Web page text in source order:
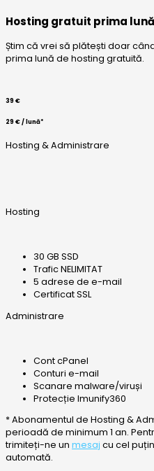
Hosting gratuit prima lună
Știm că vrei să plătești doar
prima lună de hosting gratuită.
39 €
29 € / lună*
Hosting & Administrare
Hosting
30 GB SSD
Trafic NELIMITAT
5 adrese de e-mail
Certificat SSL
Administrare
Cont cPanel
Conturi e-mail
Scanare malware/viruși
Protecție Imunify360
* Abonamentul de Hosting &
perioadă de minimum 1 an.
trimiteți-ne un mesaj cu cel
automată.